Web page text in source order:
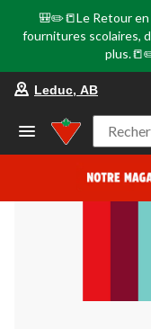
🎒✏️📒Le Retour en
fournitures scolaires,
Leduc, AB